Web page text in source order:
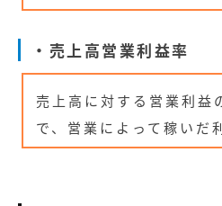
・売上高営業利益率
売上高に対する営業利益
で、営業によって稼いだ